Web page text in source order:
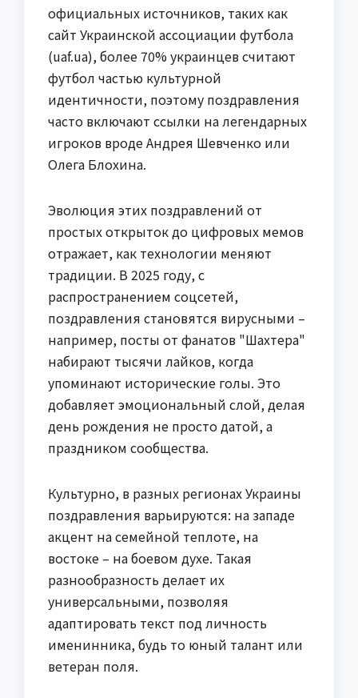
официальных источников, таких как
сайт Украинской ассоциации футбола
(uaf.ua), более 70% украинцев считают
футбол частью культурной
идентичности, поэтому поздравления
часто включают ссылки на легендарных
игроков вроде Андрея Шевченко или
Олега Блохина.
Эволюция этих поздравлений от
простых открыток до цифровых мемов
отражает, как технологии меняют
традиции. В 2025 году, с
распространением соцсетей,
поздравления становятся вирусными –
например, посты от фанатов "Шахтера"
набирают тысячи лайков, когда
упоминают исторические голы. Это
добавляет эмоциональный слой, делая
день рождения не просто датой, а
праздником сообщества.
Культурно, в разных регионах Украины
поздравления варьируются: на западе
акцент на семейной теплоте, на
востоке – на боевом духе. Такая
разнообразность делает их
универсальными, позволяя
адаптировать текст под личность
именинника, будь то юный талант или
ветеран поля.